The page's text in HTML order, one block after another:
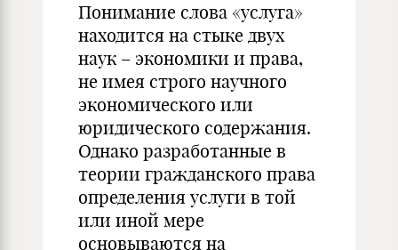
Понимание слова «услуга»
находится на стыке двух
наук – экономики и права,
не имея строго научного
экономического или
юридического содержания.
Однако разработанные в
теории гражданского права
определения услуги в той
или иной мере
основываются на